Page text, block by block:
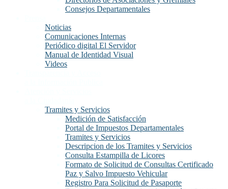
Consejos Departamentales
Noticias
Comunicaciones Internas
Periódico digital El Servidor
Manual de Identidad Visual
Videos
Tramites y Servicios
Medición de Satisfacción
Portal de Impuestos Departamentales
Tramites y Servicios
Descripcion de los Tramites y Servicios
Consulta Estampilla de Licores
Formato de Solicitud de Consultas Certificado
Paz y Salvo Impuesto Vehicular
Registro Para Solicitud de Pasaporte